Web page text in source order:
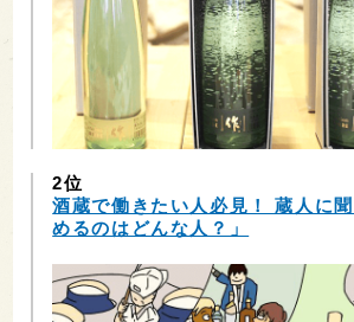
2位
酒蔵で働きたい人必見！ 蔵人に
めるのはどんな人？」